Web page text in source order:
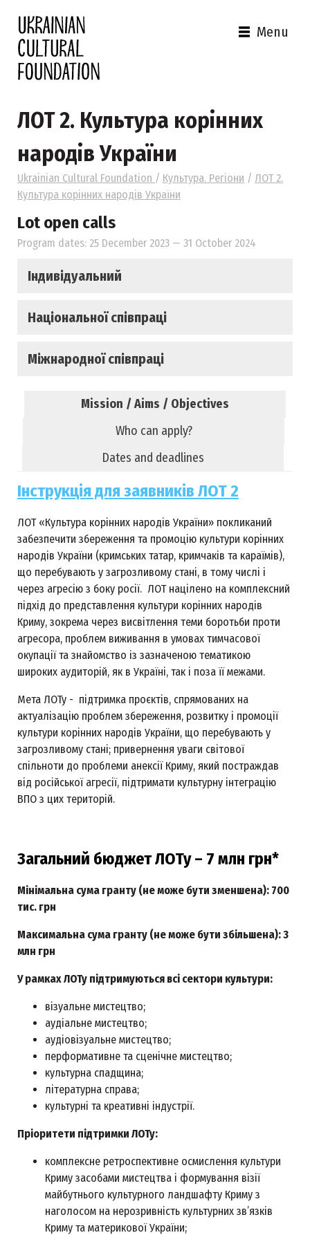
Menu
ЛОТ 2. Культура корінних
народів України
Ukrainian Cultural Foundation / Культура. Регіони / ЛОТ 2.
Культура корінних народів України
Mission / Aims / Objectives
Who can apply?
Dates and deadlines
Інструкція для заявників ЛОТ 2
ЛОТ «Культура корінних народів України» покликаний
забезпечити збереження та промоцію культури корінних
народів України (кримських татар, кримчаків та караїмів),
що перебувають у загрозливому стані, в тому числі і
через агресію з боку росії. ЛОТ націлено на комплексний
підхід до представлення культури корінних народів
Криму, зокрема через висвітлення теми боротьби проти
агресора, проблем виживання в умовах тимчасової
окупації та знайомство із зазначеною тематикою
широких аудиторій, як в Україні, так і поза її межами.
Мета ЛОТу - підтримка проєктів, спрямованих на
актуалізацію проблем збереження, розвитку і промоції
культури корінних народів України, що перебувають у
загрозливому стані; привернення уваги світової
спільноти до проблеми анексії Криму, який постраждав
від російської агресії, підтримати культурну інтеграцію
ВПО з цих територій.
Загальний бюджет ЛОТу – 7 млн грн*
Мінімальна сума гранту (не може бути зменшена): 700
тис. грн
Максимальна сума гранту (не може бути збільшена): 3
млн грн
У рамках ЛОТу підтримуються всі сектори культури:
візуальне мистецтво;
аудіальне мистецтво;
аудіовізуальне мистецтво;
перформативне та сценічне мистецтво;
культурна спадщина;
літературна справа;
культурні та креативні індустрії.
Пріоритети підтримки ЛОТу:
комплексне ретроспективне осмислення культури
Криму засобами мистецтва і формування візії
майбутнього культурного ландшафту Криму з
наголосом на нерозривність культурних зв’язків
Криму та материкової України;
Lot open calls
Program dates: 25 December 2023 — 31 October 2024
Індивідуальний
Національної співпраці
Міжнародної співпраці